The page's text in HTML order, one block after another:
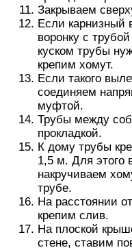
Закрываем
Если карнизный
воронку с
куском трубы
крепим хомут.
Если такого
соединяем
муфтой.
Трубы между
прокладкой.
К дому трубы
1,5 м. Для этого
накручиваем
трубе.
На расстоянии
крепим слив.
На плоской
стене, ставим